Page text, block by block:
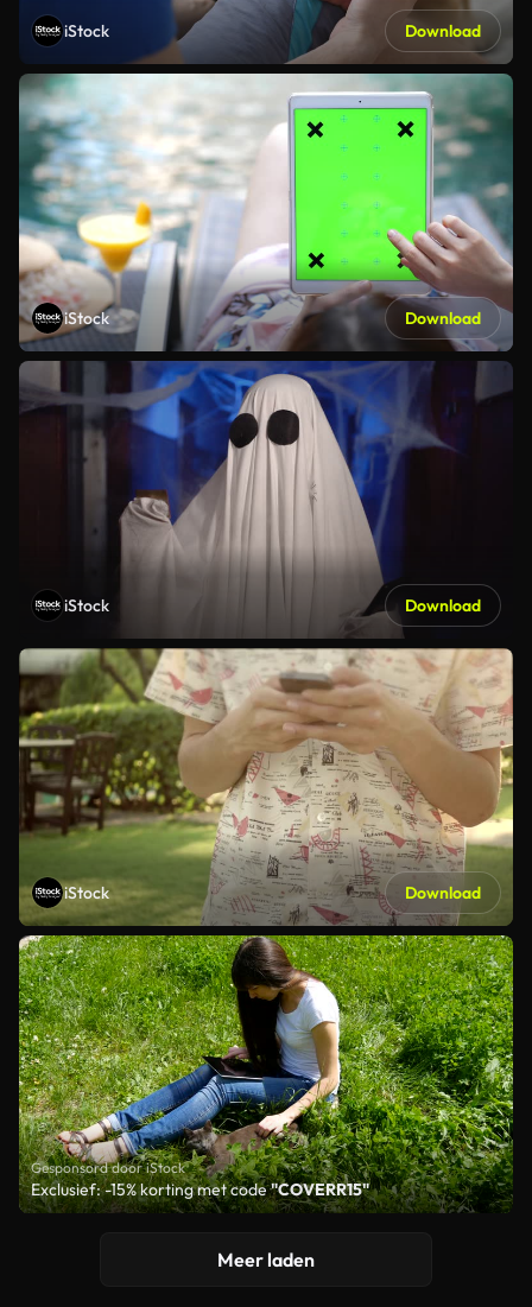
iStock Download
iStock Download
iStock Download
iStock Download
Gesponsord door iStock
Exclusief: -15% korting met code"COVERR15"
Meer laden